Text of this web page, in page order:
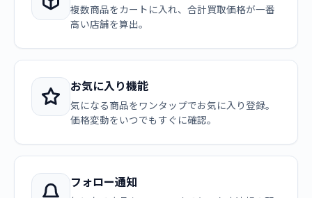
複数商品をカートに入れ、合計買取価格が一番
高い店舗を算出。
お気に入り機能
気になる商品をワンタップでお気に入り登録。
価格変動をいつでもすぐに確認。
フォロー通知